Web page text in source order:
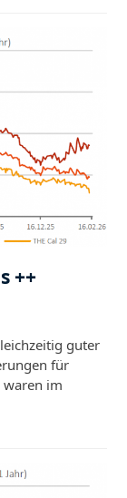
++
guter
für
waren im